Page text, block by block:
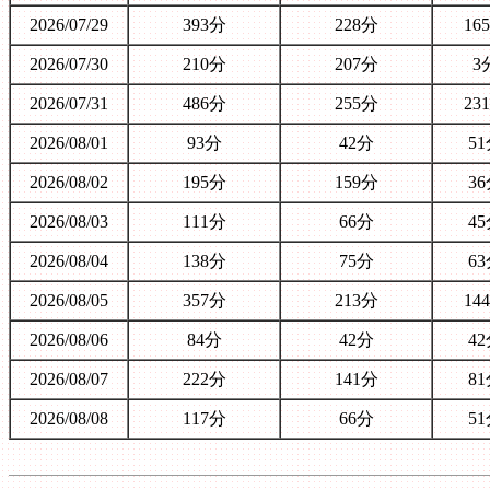
2026/07/29 393分 228分
2026/07/30 210分 207分 3
2026/07/31 486分 255分
2026/08/01 93分 42分 51
2026/08/02 195分 159分 36
2026/08/03 111分 66分 45
2026/08/04 138分 75分 63
2026/08/05 357分 213分
2026/08/06 84分 42分 42
2026/08/07 222分 141分 81
2026/08/08 117分 66分 51